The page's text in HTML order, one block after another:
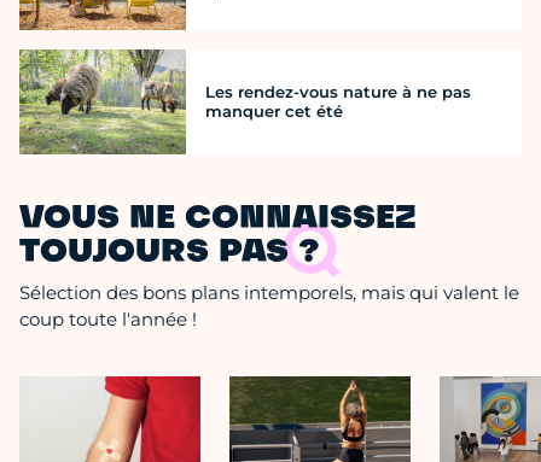
Les rendez-vous nature à ne pas
manquer cet été
VOUS NE CONNAISSEZ
TOUJOURS PAS ?
Sélection des bons plans intemporels, mais qui valent le
coup toute l'année !